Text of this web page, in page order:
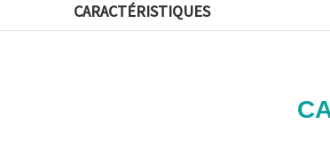
CARACTÉRISTIQUES